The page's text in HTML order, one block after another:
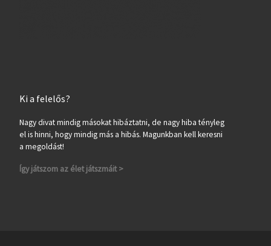
Ki a felelős?
Nagy divat mindig másokat hibáztatni, de nagy hiba tényleg
el is hinni, hogy mindig más a hibás. Magunkban kell keresni
a megoldást!
Így játszom az élet játszmáit >